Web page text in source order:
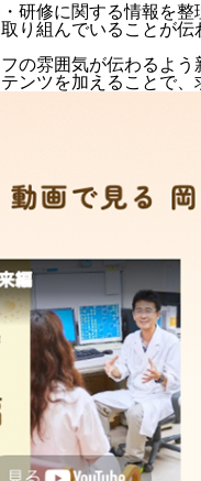
研修に関する情報を
り組んでいることが伝
の雰囲気が伝わるよ
ンツを加えることで